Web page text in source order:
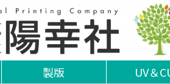
製版 UV＆